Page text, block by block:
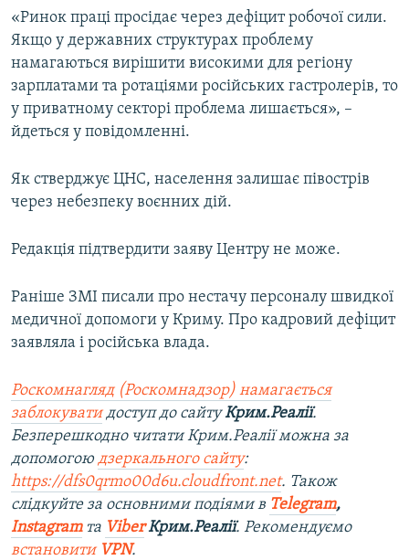
«Ринок праці просідає через дефіцит робочої сили.
Якщо у державних структурах проблему
намагаються вирішити високими для регіону
зарплатами та ротаціями російських гастролерів, то
у приватному секторі проблема лишається», –
йдеться у повідомленні.
Як стверджує ЦНС, населення залишає півострів
через небезпеку воєнних дій.
Редакція підтвердити заяву Центру не може.
Раніше ЗМІ писали про нестачу персоналу швидкої
медичної допомоги у Криму. Про кадровий дефіцит
заявляла і російська влада.
Роскомнагляд (Роскомнадзор) намагається
заблокуватидоступ до сайтуКрим.Реалії.
Безперешкодно читати Крим.Реалії можна за
допомогою дзеркального сайту:
https://dfs0qrmo00d6u.cloudfront.net. Також
слідкуйте за основними подіями в Telegram,
Instagramта ViberКрим.Реалії. Рекомендуємо
встановити VPN.